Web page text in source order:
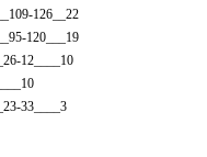
126__22
120___19
12____10
33____3